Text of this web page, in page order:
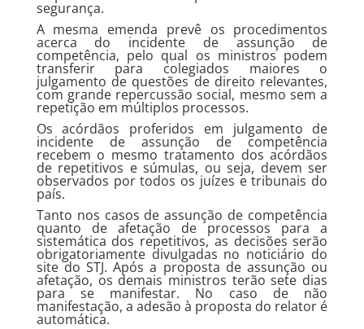
segurança.
A mesma emenda prevê os procedimentos
acerca do incidente de assunção de
competência, pelo qual os ministros podem
transferir para colegiados maiores o
julgamento de questões de direito relevantes,
com grande repercussão social, mesmo sem a
repetição em múltiplos processos.
Os acórdãos proferidos em julgamento de
incidente de assunção de competência
recebem o mesmo tratamento dos acórdãos
de repetitivos e súmulas, ou seja, devem ser
observados por todos os juízes e tribunais do
país.
Tanto nos casos de assunção de competência
quanto de afetação de processos para a
sistemática dos repetitivos, as decisões serão
obrigatoriamente divulgadas no noticiário do
site do STJ. Após a proposta de assunção ou
afetação, os demais ministros terão sete dias
para se manifestar. No caso de não
manifestação, a adesão à proposta do relator é
automática.